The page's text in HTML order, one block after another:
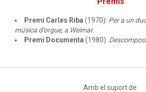
Premi Carles Riba (1970): Per a un
música d’orgue, a Weimar.
Premi Documenta (1980):
Amb el suport de: